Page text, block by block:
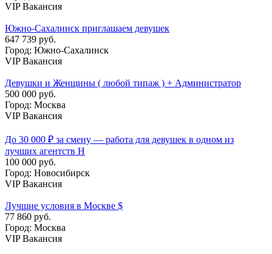
VIP Вакансия
Южно-Сахалинск приглашаем девушек
647 739 руб.
Город: Южно-Сахалинск
VIP Вакансия
Девушки и Женщины ( любой типаж ) + Администратор
500 000 руб.
Город: Москва
VIP Вакансия
До 30 000 ₽ за смену — работа для девушек в одном из
лучших агентств Н
100 000 руб.
Город: Новосибирск
VIP Вакансия
Лучшие условия в Москве $
77 860 руб.
Город: Москва
VIP Вакансия